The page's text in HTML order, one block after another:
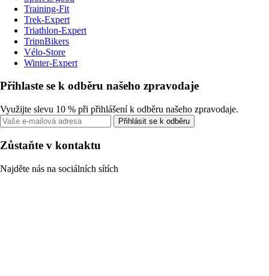
Training-Fit
Trek-Expert
Triathlon-Expert
TripnBikers
Vélo-Store
Winter-Expert
Přihlaste se k odběru našeho zpravodaje
Využijte slevu 10 % při přihlášení k odběru našeho zpravodaje.
Přihlásit se k odběru
Zůstaňte v kontaktu
Najděte nás na sociálních sítích